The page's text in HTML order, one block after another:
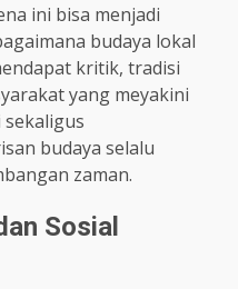
ini bisa menjadi
budaya lokal
kritik, tradisi
yang meyakini
sekaligus
budaya selalu
zaman.
Sosial